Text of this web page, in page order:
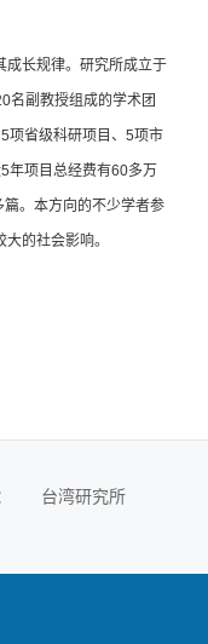
成长规律。研究所成立于
名副教授组成的学术团
项省级科研项目、5项市
年项目总经费有60多万
。本方向的不少学者参
的社会影响。
台湾研究所